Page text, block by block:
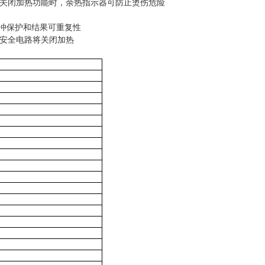
闭加热功能时，余热指示器可防止烫伤危险
保护和结果可重复性
全电路将关闭加热